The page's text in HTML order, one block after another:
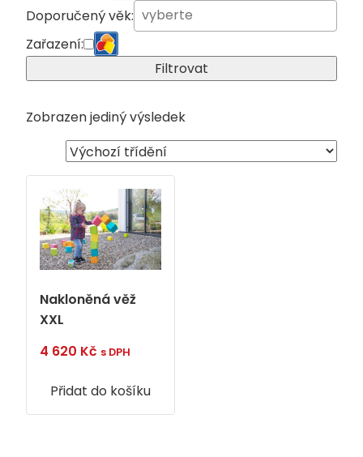
Doporučený věk:
Zařazení:
Filtrovat
Zobrazen jediný výsledek
Nakloněná věž
XXL
4 620 Kč s DPH
Přidat do košíku